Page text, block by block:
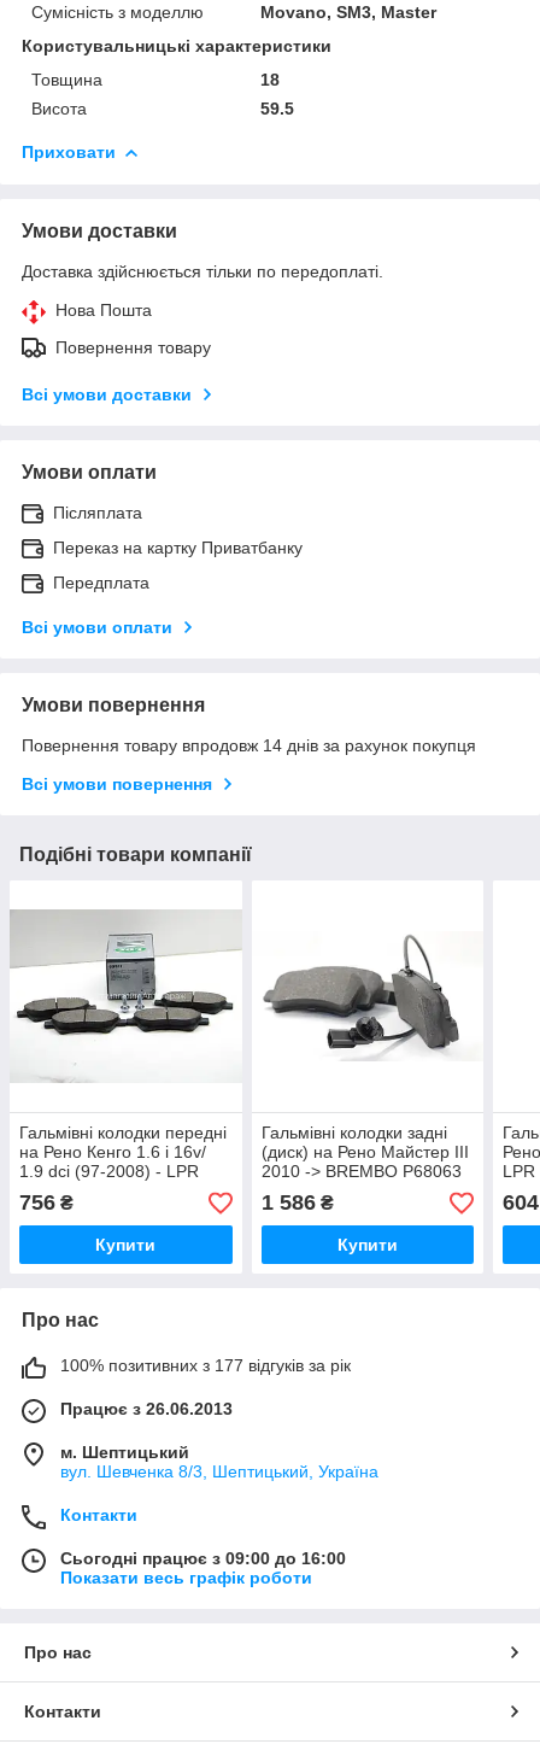
Сумісність з моделлю
Movano, SM3, Master
Користувальницькі характеристики
Товщина
18
Висота
59.5
Приховати
Умови доставки
Доставка здійснюється тільки по передоплаті.
Нова Пошта
Повернення товару
Всі умови доставки
Умови оплати
Післяплата
Переказ на картку Приватбанку
Передплата
Всі умови оплати
Умови повернення
Повернення товару впродовж 14 днів за рахунок покупця
Всі умови повернення
Подібні товари компанії
Гальмівні колодки передні
на Рено Кенго 1.6 i 16v/
1.9 dci (97-2008) - LPR
756 ₴
Купити
Гальмівні колодки задні
(диск) на Рено Майстер III
2010 -> BREMBO P68063
1 586₴
Купити
LPR
604
Про нас
100% позитивних з 177 відгуків за рік
Працює з 26.06.2013
м. Шептицький
вул. Шевченка 8/3, Шептицький, Україна
Контакти
Сьогодні працює з 09:00 до 16:00
Показати весь графік роботи
Про нас
Контакти